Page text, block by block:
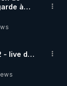
à
- live du